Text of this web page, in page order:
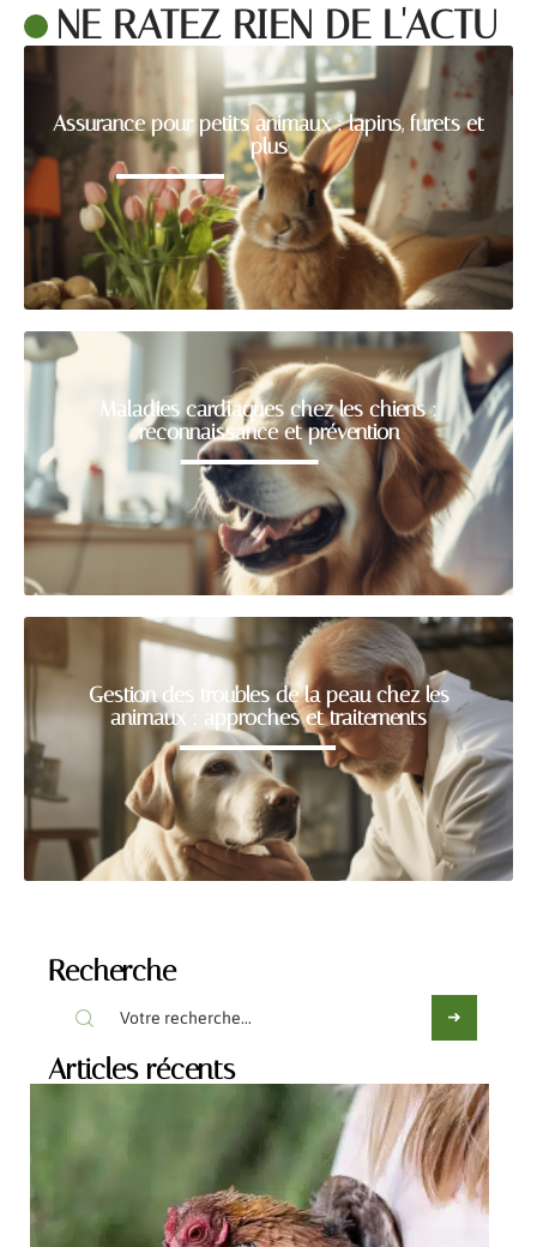
NE RATEZ RIEN DE L'ACTU
Assurance pour petits animaux : lapins, furets et
plus
Maladies cardiaques chez les chiens :
reconnaissance et prévention
Gestion des troubles de la peau chez les
animaux : approches et traitements
Recherche
Articles récents